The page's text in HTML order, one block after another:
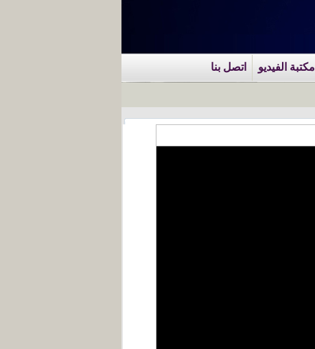
مكتبة الفيديو اتصل بنا